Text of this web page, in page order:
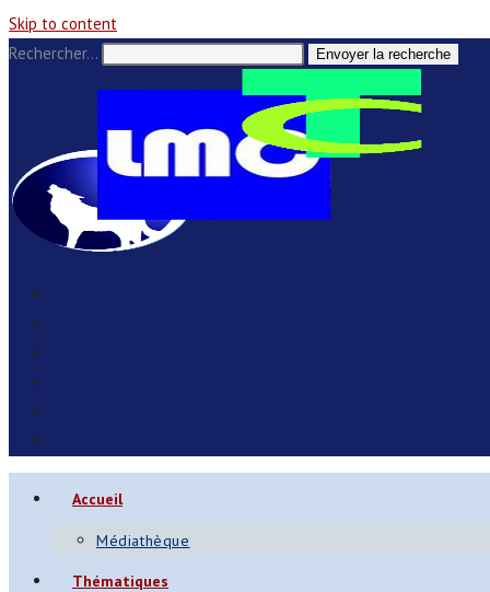
Skip to content
Rechercher…
Envoyer la recherche
Accueil
Médiathèque
Thématiques